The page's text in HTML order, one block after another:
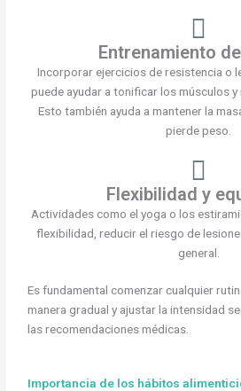
Entrenamiento
Incorporar ejercicios de resistencia o
puede ayudar a tonificar los músculos y
Esto también ayuda a mantener la
pierde peso.
Flexibilidad y
Actividades como el yoga o los
flexibilidad, reducir el riesgo de
general.
Es fundamental comenzar cualquier
manera gradual y ajustar la intensidad
las recomendaciones médicas.
Importancia de los hábitos